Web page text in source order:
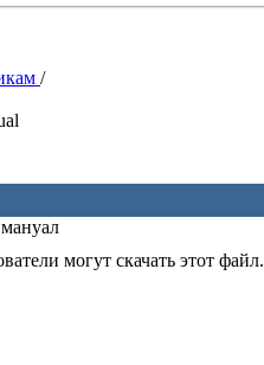
/
могут скачать этот файл.